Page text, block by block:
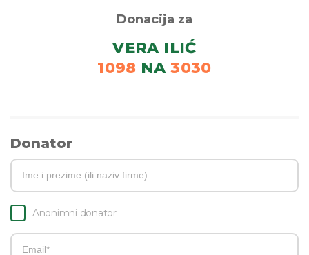
Donacija za
VERA ILIĆ
1098 NA 3030
Donator
Anonimni donator